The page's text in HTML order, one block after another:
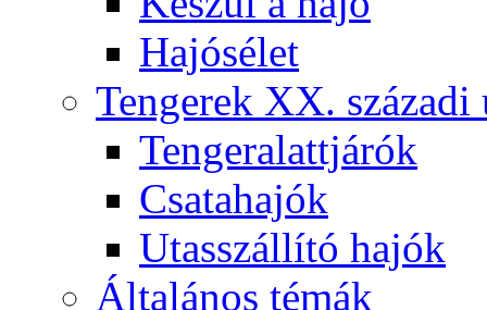
Hajósélet
Tengerek XX. századi
Tengeralattjárók
Csatahajók
Utasszállító hajók
Általános témák